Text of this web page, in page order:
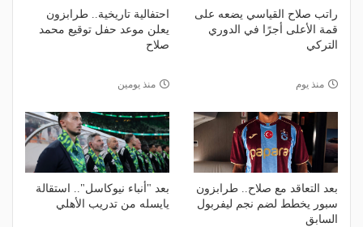
راتب صلاح القياسي يضعه على
قمة الأعلى أجرًا في الدوري
التركي
منذ يوم
احتفالية تاريخية.. طرابزون
يعلن موعد حفل توقيع محمد
صلاح
منذ يومين
بعد التعاقد مع صلاح.. طرابزون
سبور يخطط لضم نجم ليفربول
السابق
بعد "أنباء نيوكاسل".. استقالة
يايسله من تدريب الأهلي